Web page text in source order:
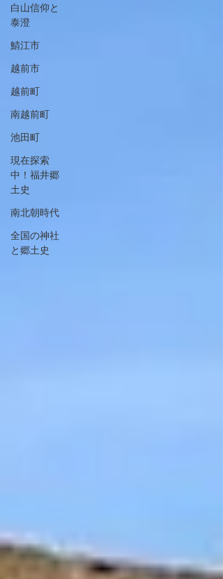
白山信仰と
泰澄
鯖江市
越前市
越前町
南越前町
池田町
現在探索
中！福井郷
土史
南北朝時代
全国の神社
と郷土史